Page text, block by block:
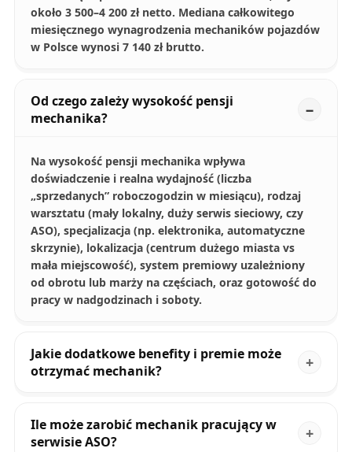
około 3 500–4 200 zł netto. Mediana całkowitego
miesięcznego wynagrodzenia mechaników pojazdów
w Polsce wynosi 7 140 zł brutto.
Od czego zależy wysokość pensji
mechanika?
Na wysokość pensji mechanika wpływa
doświadczenie i realna wydajność (liczba
„sprzedanych” roboczogodzin w miesiącu), rodzaj
warsztatu (mały lokalny, duży serwis sieciowy, czy
ASO), specjalizacja (np. elektronika, automatyczne
skrzynie), lokalizacja (centrum dużego miasta vs
mała miejscowość), system premiowy uzależniony
od obrotu lub marży na częściach, oraz gotowość do
pracy w nadgodzinach i soboty.
Jakie dodatkowe benefity i premie może
otrzymać mechanik?
Ile może zarobić mechanik pracujący w
serwisie ASO?